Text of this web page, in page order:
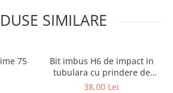
SIMILARE
75
Bit imbus H6 de impact in
tubulara cu prindere de
1/2", lungime 78 mm
38,00 Lei